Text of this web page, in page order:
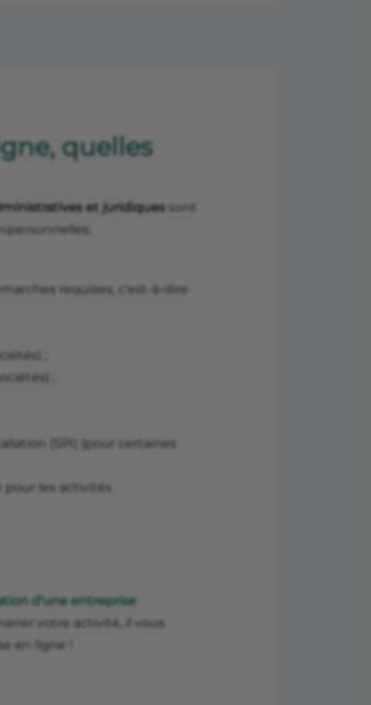
quelles
et juridiquessont
requises, c'est-à-dire
;
;
(SPI) (pour certaines
pour les activités
d'une entreprise
votre activité, il vous
en ligne !